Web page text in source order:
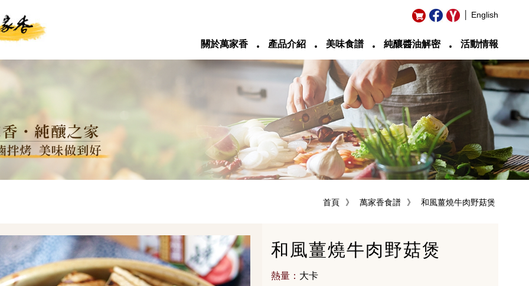
│ English
關於萬家香 ‧ 產品介紹 ‧ 美味食譜 ‧ 純釀醬油解密 ‧ 活動情報
和風薑燒牛肉野菇煲
》
萬家香食譜
》
首頁
和風薑燒牛肉野菇煲
熱量： 大卡